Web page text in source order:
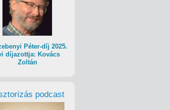
Péter-díj 2025.
díjazottja: Kovács
Zoltán
podcast